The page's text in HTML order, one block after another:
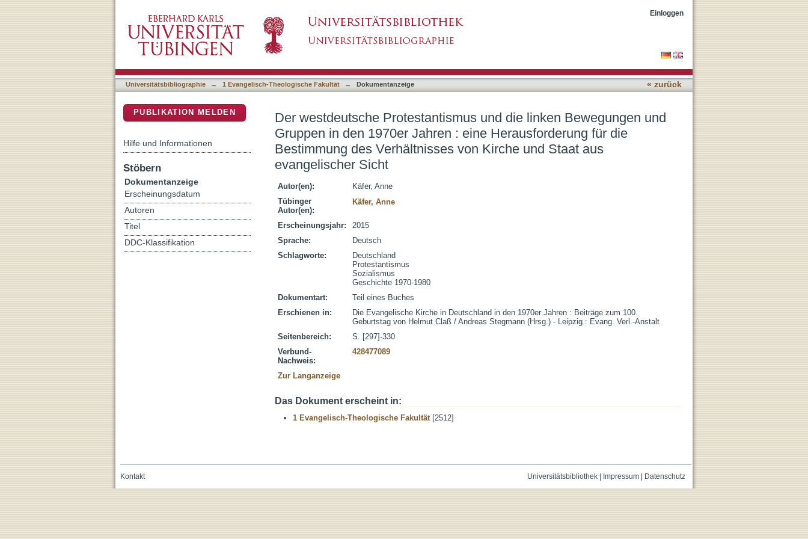
Jahren : eine Herausforderung für die Bestimmung des Verhältnisses von Kirche und Staat aus
evangelischer Sicht
Einloggen
Universitätsbibliographie → 1 Evangelisch-Theologische Fakultät → Dokumentanzeige « zurück
Der westdeutsche Protestantismus und die linken Bewegungen und
Gruppen in den 1970er Jahren : eine Herausforderung für die
Bestimmung des Verhältnisses von Kirche und Staat aus
evangelischer Sicht
Autor(en):
Käfer, Anne
Tübinger
Autor(en):
Käfer, Anne
Erscheinungsjahr:
2015
Sprache:
Deutsch
Schlagworte:
Deutschland
Protestantismus
Sozialismus
Geschichte 1970-1980
Dokumentart:
Teil eines Buches
Erschienen in:
Die Evangelische Kirche in Deutschland in den 1970er Jahren : Beiträge zum 100.
Geburtstag von Helmut Claß / Andreas Stegmann (Hrsg.) - Leipzig : Evang. Verl.-Anstalt
Seitenbereich:
S. [297]-330
Verbund-
Nachweis:
428477089
Zur Langanzeige
Das Dokument erscheint in:
1 Evangelisch-Theologische Fakultät[2512]
PUBLIKATION MELDEN
Hilfe und Informationen
Stöbern
Dokumentanzeige
Erscheinungsdatum
Autoren
Titel
DDC-Klassifikation
Universitätsbibliothek| Impressum| Datenschutz
Kontakt